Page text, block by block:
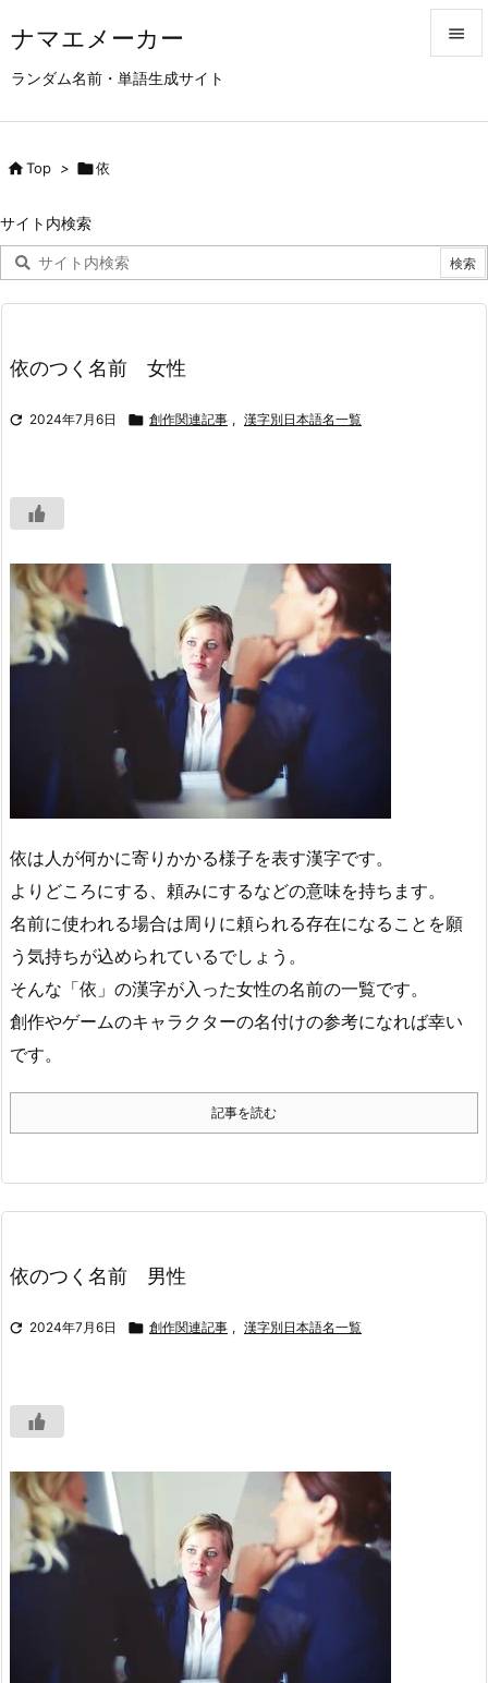
ナマエメーカー
ランダム名前・単語生成サイト


次へ

Top > 依
サイト内検索
依のつく名前 女性
 2024年7月6日  創作関連記事 , 漢字別日本語名一覧
依は人が何かに寄りかかる様子を表す漢字です。
よりどころにする、頼みにするなどの意味を持ちます。
名前に使われる場合は周りに頼られる存在になることを願
う気持ちが込められているでしょう。
そんな「依」の漢字が入った女性の名前の一覧です。
創作やゲームのキャラクターの名付けの参考になれば幸い
です。
記事を読む
依のつく名前 男性
 2024年7月6日  創作関連記事 , 漢字別日本語名一覧